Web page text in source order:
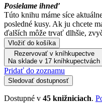
Posielame ihneď
Túto knihu máme síce
posledné kusy. Ak ju chcete
ďalších môže trvať dlhšie,
Vložiť do košíka
Rezervovať v kníhkupectve
Na sklade v 17 kníhkupectvách
Pridať do zoznamu
Sledovať dostupnosť
Dostupné v 45 knižniciach.